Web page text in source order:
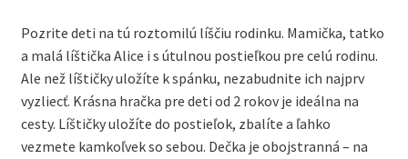
Pozrite deti na tú roztomilú líščiu rodinku. Mamička, tatko
a malá líštička Alice i s útulnou postieľkou pre celú rodinu.
Ale než líštičky uložíte k spánku, nezabudnite ich najprv
vyzliecť. Krásna hračka pre deti od 2 rokov je ideálna na
cesty. Líštičky uložíte do postieľok, zbalíte a ľahko
vezmete kamkoľvek so sebou. Dečka je obojstranná – na